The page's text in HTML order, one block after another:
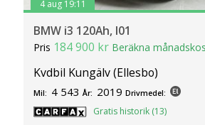
4 aug 19:11
BMW i3 120Ah, I01
Pris 184 900 kr Beräkna
Kvdbil Kungälv (Ellesbo)
Mil: 4 543 År: 2019 Drivmedel:
Gratis historik (13)